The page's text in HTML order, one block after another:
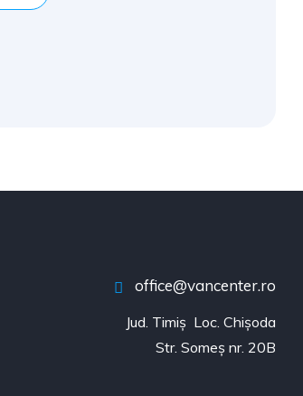
office@vancenter.ro
Jud. Timiș  Loc. Chișoda
Str. Someș nr. 20B